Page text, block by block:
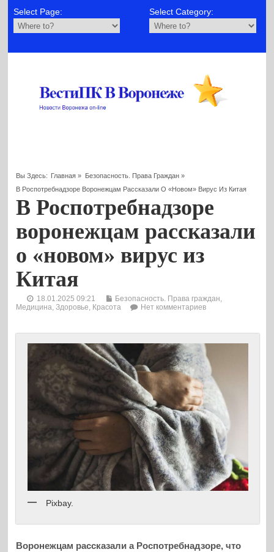
Select Page: Select Category:
Вы Здесь: Главная » Безопасность. Права Граждан»
В Роспотребнадзоре Воронежцам Рассказали О «новом» Вирус Из Китая
В Роспотребнадзоре
воронежцам рассказали
о «новом» вирус из
Китая
18.01.2025 09:21 Безопасность. Права граждан
Медицина, Здоровье, Красота
Нет комментариев
Pixbay.
Воронежцам рассказали а Роспотребнадзоре, что